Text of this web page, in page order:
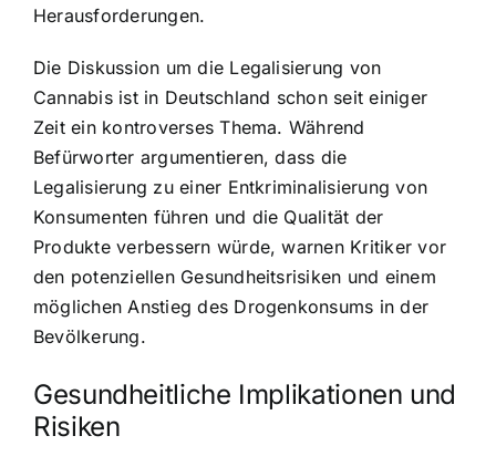
Herausforderungen.
Die Diskussion um die Legalisierung von
Cannabis ist in Deutschland schon seit einiger
Zeit ein kontroverses Thema. Während
Befürworter argumentieren, dass die
Legalisierung zu einer Entkriminalisierung von
Konsumenten führen und die Qualität der
Produkte verbessern würde, warnen Kritiker vor
den potenziellen Gesundheitsrisiken und einem
möglichen Anstieg des Drogenkonsums in der
Bevölkerung.
Gesundheitliche Implikationen und
Risiken